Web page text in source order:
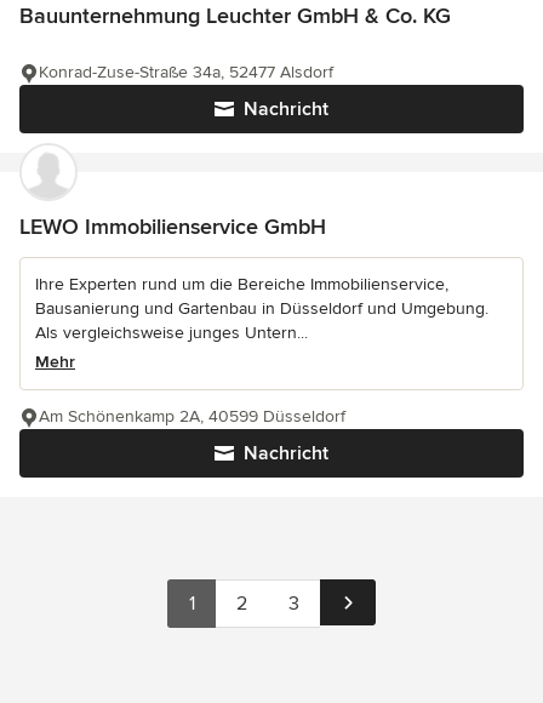
Bauunternehmung Leuchter GmbH & Co. KG
Nachricht
Konrad-Zuse-Straße 34a, 52477 Alsdorf
LEWO Immobilienservice GmbH
Ihre Experten rund um die Bereiche Immobilienservice,
Bausanierung und Gartenbau in Düsseldorf und Umgebung.
Als vergleichsweise junges Untern...
Mehr
Nachricht
Am Schönenkamp 2A, 40599 Düsseldorf
1 2 3